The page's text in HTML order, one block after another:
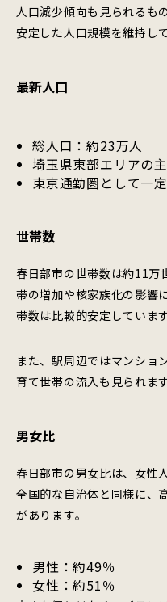
人口減少傾向も見られるも
安定した人口規模を維持し
最新人口
総人口：約23万人
埼玉県東部エリアの
東京通勤圏として一
世帯数
春日部市の世帯数は約11万
帯の増加や核家族化の影響
帯数は比較的安定しています
また、駅周辺ではマンショ
育て世帯の流入も見られます
男女比
春日部市の男女比は、女性
全国的な自治体と同様に、
があります。
男性：約49％
女性：約51％